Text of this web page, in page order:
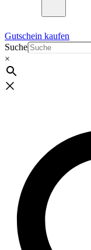
Gutschein kaufen
Suche
×